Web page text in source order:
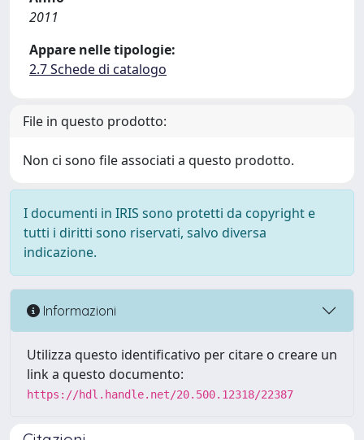
2011
Appare nelle tipologie:
2.7 Schede di catalogo
File in questo prodotto:
Non ci sono file associati a questo prodotto.
I documenti in IRIS sono protetti da copyright e
tutti i diritti sono riservati, salvo diversa
indicazione.
Informazioni
Utilizza questo identificativo per citare o creare un
link a questo documento:
https://hdl.handle.net/20.500.12318/22387